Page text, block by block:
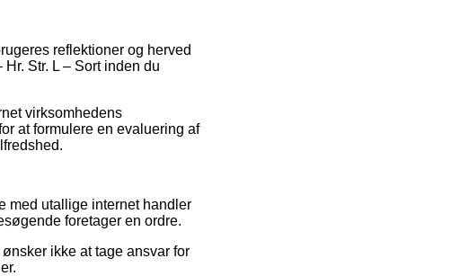
reflektioner og herved
Str. L – Sort inden du
virksomhedens
at formulere en evaluering af
med utallige internet handler
foretager en ordre.
ikke at tage ansvar for